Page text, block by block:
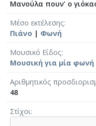
Μανούλα πουν' ο
Μέσο εκτέλεσης
Πιάνο | Φωνή
Μουσικό Είδος
Μουσική για μία φωνή
Αριθμητικός
48
Στίχοι